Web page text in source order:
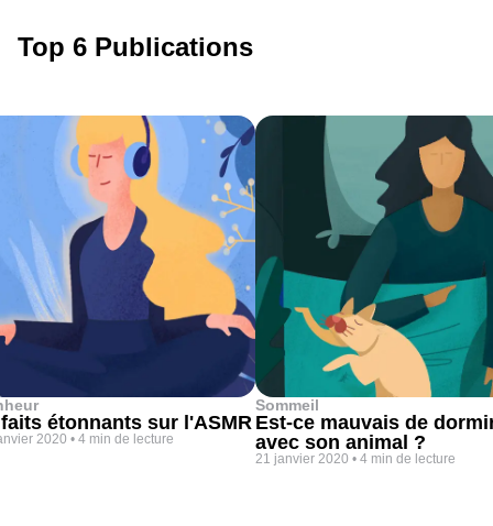
Top 6 Publications
étonnants sur l'ASMR
2020 • 4 min de lecture
Sommeil
Est-ce mauvais de
avec son animal ?
21 janvier 2020 • 4 min de lecture